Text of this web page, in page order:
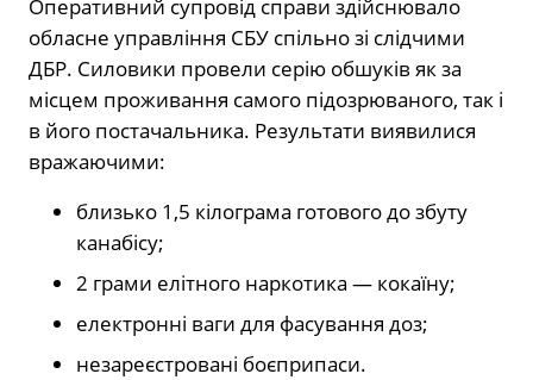
Оперативний супровід справи здійснювало
обласне управління СБУ спільно зі слідчими
ДБР. Силовики провели серію обшуків як за
місцем проживання самого підозрюваного, так і
в його постачальника. Результати виявилися
вражаючими:
близько 1,5 кілограма готового до збуту
канабісу;
2 грами елітного наркотика — кокаїну;
електронні ваги для фасування доз;
незареєстровані боєприпаси.